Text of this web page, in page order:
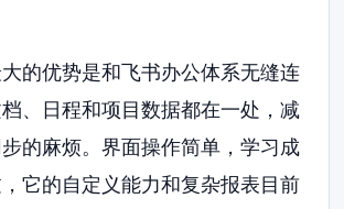
的优势是和飞书办公体系无缝连
、日程和项目数据都在一处，减
的麻烦。界面操作简单，学习成
它的自定义能力和复杂报表目前